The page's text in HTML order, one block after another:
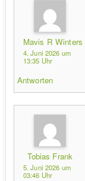
Mavis R Winters
4. Juni 2026 um
13:35 Uhr
Antworten
Tobias Frank
5. Juni 2026 um
03:46 Uhr